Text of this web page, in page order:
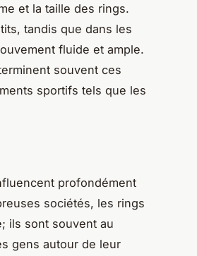
et la taille des rings.
tandis que dans les
fluide et ample.
souvent ces
sportifs tels que les
profondément
sociétés, les rings
ils sont souvent au
gens autour de leur